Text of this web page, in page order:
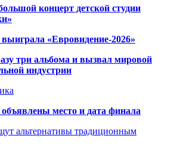
концерт детской студии
«Евровидение-2026»
три альбома и вызвал мировой
индустрии
место и дата финала
альтернативы традиционным